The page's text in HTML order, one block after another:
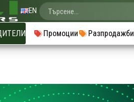
EN
Промоции Разпродажби